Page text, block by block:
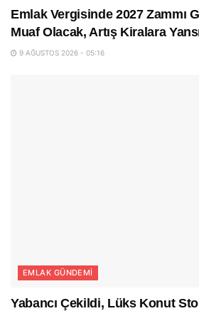
Emlak Vergisinde 2027 Zammı
Muaf Olacak, Artış Kiralara
9 AĞUSTOS 2026 - 05:16
EMLAK GÜNDEMI
Yabancı Çekildi, Lüks Konut